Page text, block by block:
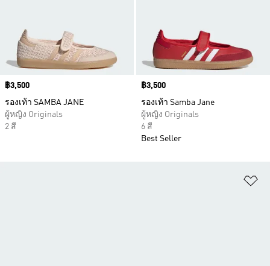
Price
฿3,500
รองเท้า SAMBA JANE
ผู้หญิง Originals
2 สี
Price
฿3,500
รองเท้า Samba Jane
ผู้หญิง Originals
6 สี
Best Seller